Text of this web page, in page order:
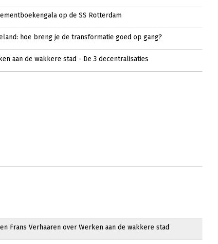
op de SS Rotterdam
hoe breng je de transformatie goed op gang?
aan de wakkere stad - De 3 decentralisaties
Frans Verhaaren over Werken aan de wakkere stad